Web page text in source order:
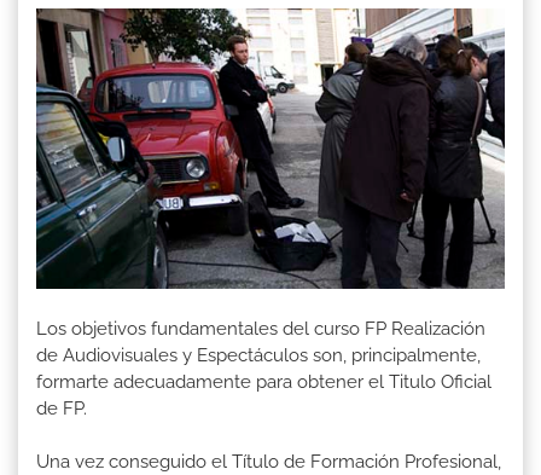
Los objetivos fundamentales del curso FP Realización
de Audiovisuales y Espectáculos son, principalmente,
formarte adecuadamente para obtener el Titulo Oficial
de FP.
Una vez conseguido el Título de Formación Profesional,